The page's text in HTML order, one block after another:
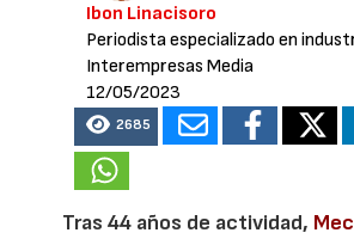
Ibon Linacisoro
Periodista especializado en
Interempresas Media
12/05/2023
2685
Tras 44 años de actividad,